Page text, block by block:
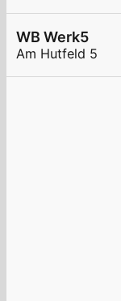
WB Werk5
Am Hutfeld 5